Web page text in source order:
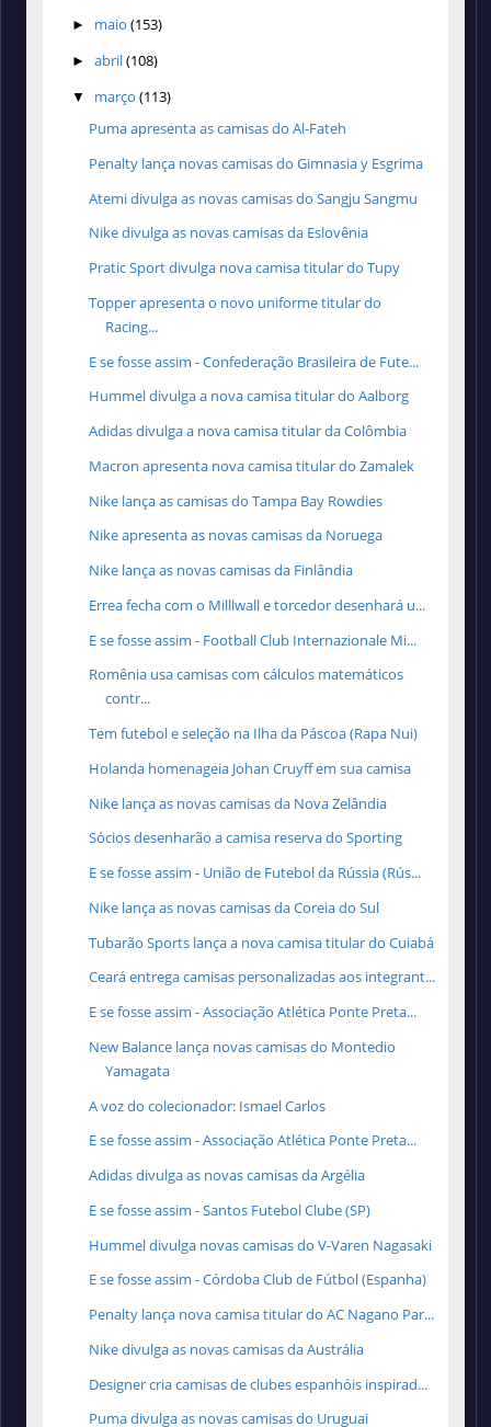
► maio (153)
► abril(108)
▼ março (113)
Puma apresenta as camisas do Al-Fateh
Penalty lança novas camisas do Gimnasia y Esgrima
Atemi divulga as novas camisas do Sangju Sangmu
Nike divulga as novas camisas da Eslovênia
Pratic Sport divulga nova camisa titular do Tupy
Topper apresenta o novo uniforme titular do
Racing...
E se fosse assim - Confederação Brasileira de Fute...
Hummel divulga a nova camisa titular do Aalborg
Adidas divulga a nova camisa titular da Colômbia
Macron apresenta nova camisa titular do Zamalek
Nike lança as camisas do Tampa Bay Rowdies
Nike apresenta as novas camisas da Noruega
Nike lança as novas camisas da Finlândia
Errea fecha com o Milllwall e torcedor desenhará u...
E se fosse assim - Football Club Internazionale Mi...
Romênia usa camisas com cálculos matemáticos
contr...
Tem futebol e seleção na Ilha da Páscoa (Rapa Nui)
Holanda homenageia Johan Cruyff em sua camisa
Nike lança as novas camisas da Nova Zelândia
Sócios desenharão a camisa reserva do Sporting
E se fosse assim - União de Futebol da Rússia (Rús...
Nike lança as novas camisas da Coreia do Sul
Tubarão Sports lança a nova camisa titular do Cuiabá
Ceará entrega camisas personalizadas aos integrant...
E se fosse assim - Associação Atlética Ponte Preta...
New Balance lança novas camisas do Montedio
Yamagata
A voz do colecionador: Ismael Carlos
E se fosse assim - Associação Atlética Ponte Preta...
Adidas divulga as novas camisas da Argélia
E se fosse assim - Santos Futebol Clube (SP)
Hummel divulga novas camisas do V-Varen Nagasaki
E se fosse assim - Córdoba Club de Fútbol (Espanha)
Penalty lança nova camisa titular do AC Nagano Par...
Nike divulga as novas camisas da Austrália
Designer cria camisas de clubes espanhóis inspirad...
Puma divulga as novas camisas do Uruguai